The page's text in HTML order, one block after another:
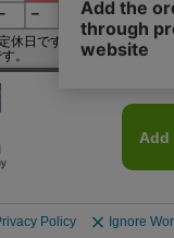
休日です。
。
通販事業部
三宮町3-9-19イトウビル
333-6644
このページをPC用に切り